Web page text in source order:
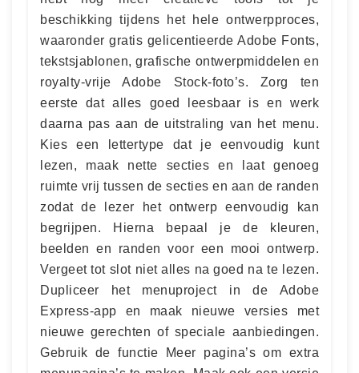
beschikking tijdens het hele ontwerpproces,
waaronder gratis gelicentieerde Adobe Fonts,
tekstsjablonen, grafische ontwerpmiddelen en
royalty-vrije Adobe Stock-foto’s. Zorg ten
eerste dat alles goed leesbaar is en werk
daarna pas aan de uitstraling van het menu.
Kies een lettertype dat je eenvoudig kunt
lezen, maak nette secties en laat genoeg
ruimte vrij tussen de secties en aan de randen
zodat de lezer het ontwerp eenvoudig kan
begrijpen. Hierna bepaal je de kleuren,
beelden en randen voor een mooi ontwerp.
Vergeet tot slot niet alles na goed na te lezen.
Dupliceer het menuproject in de Adobe
Express-app en maak nieuwe versies met
nieuwe gerechten of speciale aanbiedingen.
Gebruik de functie Meer pagina’s om extra